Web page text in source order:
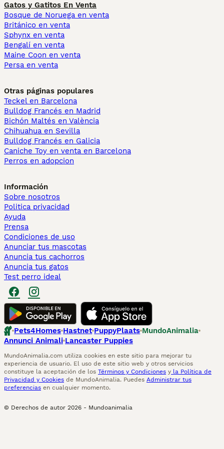
Gatos y Gatitos En Venta
Bosque de Noruega en venta
Británico en venta
Sphynx en venta
Bengalí en venta
Maine Coon en venta
Persa en venta
Otras páginas populares
Teckel en Barcelona
Bulldog Francés en Madrid
Bichón Maltés en València
Chihuahua en Sevilla
Bulldog Francés en Galicia
Caniche Toy en venta en Barcelona
Perros en adopcion
Información
Sobre nosotros
Politica privacidad
Ayuda
Prensa
Condiciones de uso
Anunciar tus mascotas
Anuncia tus cachorros
Anuncia tus gatos
Test perro ideal
Pets4Homes Hastnet PuppyPlaats MundoAnimalia
Annunci Animali Lancaster Puppies
MundoAnimalia.com utiliza cookies en este sitio para mejorar tu
experiencia de usuario. El uso de este sitio web y otros servicios
constituye la aceptación de los Términos y Condiciones y la Política de
Privacidad y Cookies de MundoAnimalia. Puedes Administrar tus
preferencias en cualquier momento.
© Derechos de autor 2026 - Mundoanimalia